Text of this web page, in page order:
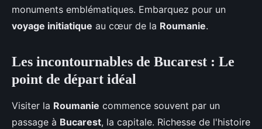
monuments emblématiques. Embarquez pour un
voyage initiatique au cœur de la Roumanie.
Les incontournables de Bucarest : Le
point de départ idéal
Visiter la Roumanie commence souvent par un
passage à Bucarest, la capitale. Richesse de l'histoire